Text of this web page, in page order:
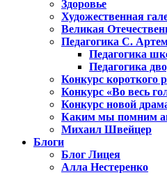
Здоровье
Художественная
Великая
Педагогика С.
Педагогика
Педагогика
Конкурс короткого
Конкурс «Во весь
Конкурс новой
Каким мы помним
Михаил Швейцер
Блоги
Блог Лицея
Алла Нестеренко